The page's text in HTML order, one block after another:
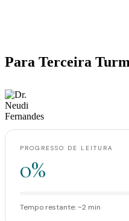
Para Terceira
PROGRESSO DE LEITURA
0%
Tempo restante: ~2 min